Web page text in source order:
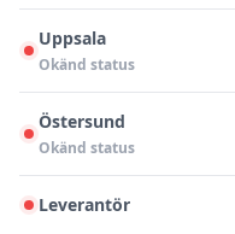
Uppsala
Okänd status
Östersund
Okänd status
Leverantör